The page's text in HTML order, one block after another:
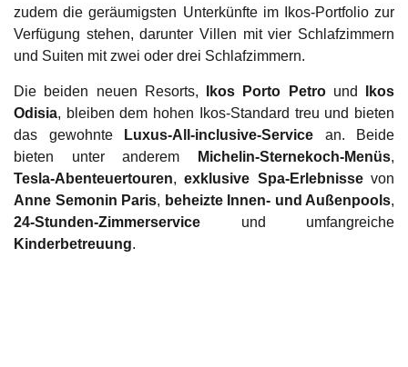
zudem die geräumigsten Unterkünfte im Ikos-Portfolio zur
Verfügung stehen, darunter Villen mit vier Schlafzimmern
und Suiten mit zwei oder drei Schlafzimmern.
Die beiden neuen Resorts, Ikos Porto Petround
Ikos
Odisia, bleiben dem hohen Ikos-Standard treu und bieten
das gewohnte
Luxus-All-inclusive-Service an. Beide
bieten unter anderem
Michelin-Sternekoch-Menüs,
Tesla-Abenteuertouren,exklusive Spa-Erlebnissevon
Anne Semonin Paris, beheizte Innen- und Außenpools,
24-Stunden-Zimmerservice und umfangreiche
Kinderbetreuung.